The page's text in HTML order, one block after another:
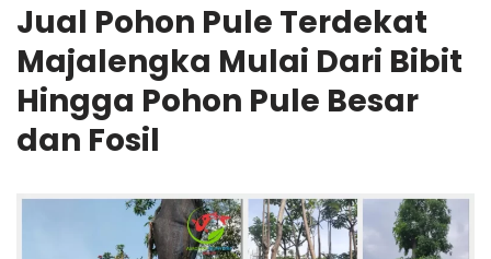
Jual Pohon Pule Terdekat
Majalengka Mulai Dari Bibit
Hingga Pohon Pule Besar
dan Fosil